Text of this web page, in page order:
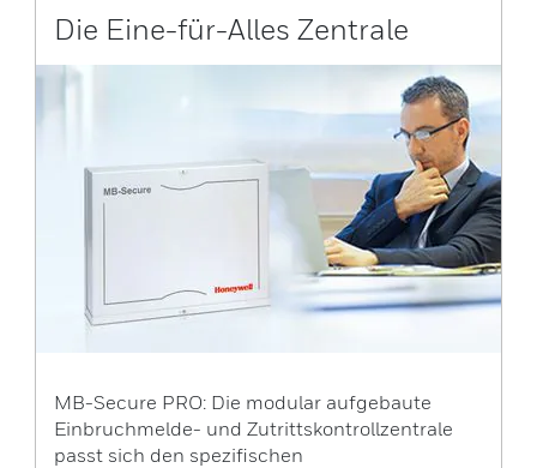
Die Eine-für-Alles Zentrale
MB-Secure PRO: Die modular aufgebaute
Einbruchmelde- und Zutrittskontrollzentrale
passt sich den spezifischen